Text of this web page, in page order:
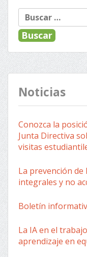
Buscar:
Noticias
Conozca la
Junta Directiva
visitas
La prevención
integrales y no
Boletín
La IA en el
aprendizaje en